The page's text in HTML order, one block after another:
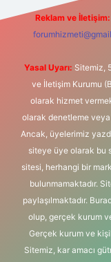
Reklam ve İletişim:
Yasal Uyarı: Sitemiz,
ve İletişim Kurumu
olarak hizmet
olarak denetleme
Ancak, üyelerimiz
siteye üye olarak bu
sitesi, herhangi bir
bulunmamaktadır.
paylaşılmaktadır.
olup, gerçek kurum
Gerçek kurum ve
Sitemiz, kar amacı